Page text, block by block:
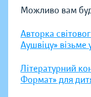
Можливо вам
Авторка
Аушвіцу» візьме
Літературний
Формат» для